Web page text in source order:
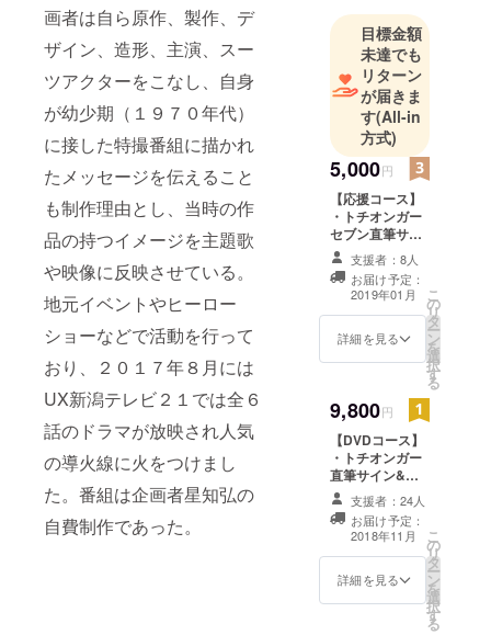
画者は自ら原作、製作、デ
ザイン、造形、主演、スー
ツアクターをこなし、自身
が幼少期（１９７０年代）
に接した特撮番組に描かれ
たメッセージを伝えること
も制作理由とし、当時の作
品の持つイメージを主題歌
や映像に反映させている。
地元イベントやヒーロー
ショーなどで活動を行って
おり、２０１７年８月には
UX新潟テレビ２１では全６
話のドラマが放映され人気
の導火線に火をつけまし
た。番組は企画者星知弘の
自費制作であった。
目標金額
未達でも
リターン
が届きま
す(All-in
方式)
5,000円
【応援コース】
・トチオンガー
セブン直筆サイ
ン&宛名入り年
賀状 ・DVD製作
時にお名前をク
レジット掲載
（通常サイズ）
※ご支援時にご
支援者：8人
お届け予定：
2019年01月
詳細を見る
こ
の
リ
タ
ー
ン
を
選
択
す
る
9,800円
【DVDコース】
・トチオンガー
直筆サイン&宛
名入り年賀状 ・
DVD製作時にお
名前をクレジッ
ト掲載（通常サ
イズ） ※ご支
援時にご希望の
支援者：24人
お届け予定：
2018年11月
詳細を見る
こ
の
リ
タ
ー
ン
を
選
択
す
る